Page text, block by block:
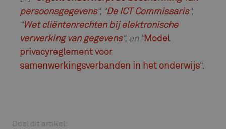
persoonsgegevens“, “De ICT Commissaris“,
“Wet cliëntenrechten bij elektronische
verwerking van gegevens“, en “Model
privacyreglement voor
samenwerkingsverbanden in het onderwijs“.
Deel dit artikel: